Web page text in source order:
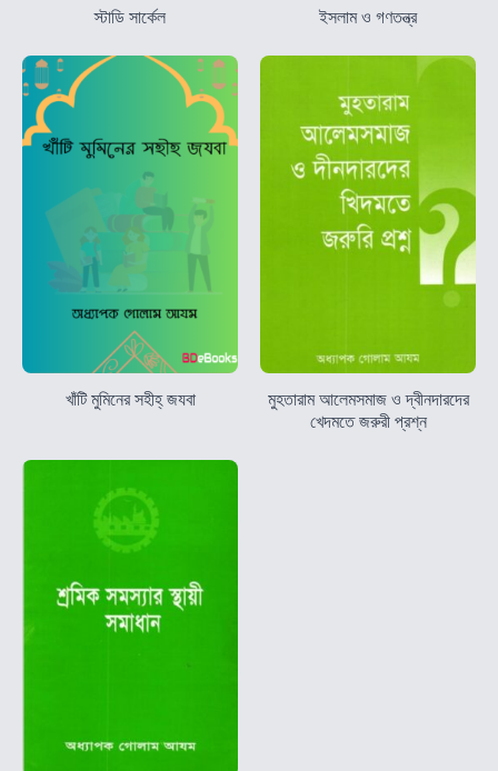
স্টাডি সার্কেল ইসলাম ও গণতন্ত্র
খাঁটি মুমিনের সহীহ্ জযবা
মুহতারাম আলেমসমাজ ও দ্বীনদারদের
খেদমতে জরুরী প্রশ্ন